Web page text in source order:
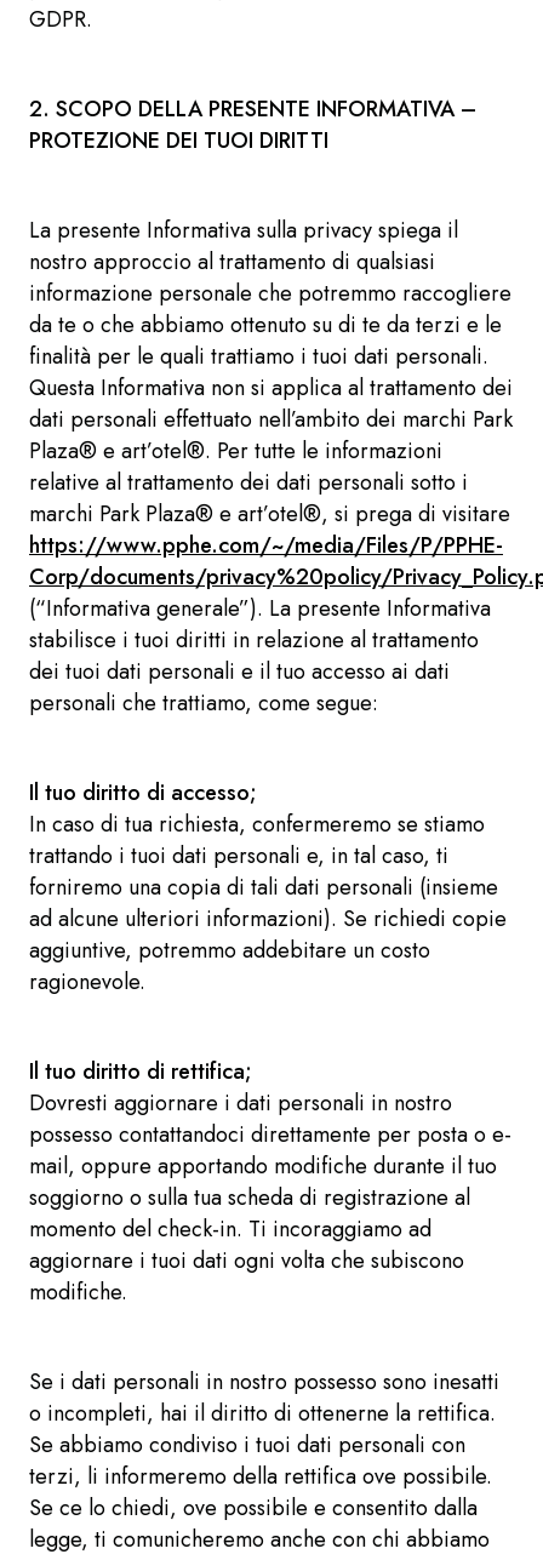
GDPR.
2. SCOPO DELLA PRESENTE INFORMATIVA –
PROTEZIONE DEI TUOI DIRITTI
La presente Informativa sulla privacy spiega il
nostro approccio al trattamento di qualsiasi
informazione personale che potremmo raccogliere
da te o che abbiamo ottenuto su di te da terzi e le
finalità per le quali trattiamo i tuoi dati personali.
Questa Informativa non si applica al trattamento dei
dati personali effettuato nell’ambito dei marchi Park
Plaza® e art’otel®. Per tutte le informazioni
relative al trattamento dei dati personali sotto i
marchi Park Plaza® e art’otel®, si prega di visitare
https://www.pphe.com/~/media/Files/P/PPHE-
Corp/documents/privacy%20policy/
(“Informativa generale”). La presente Informativa
stabilisce i tuoi diritti in relazione al trattamento
dei tuoi dati personali e il tuo accesso ai dati
personali che trattiamo, come segue:
Il tuo diritto di accesso;
In caso di tua richiesta, confermeremo se stiamo
trattando i tuoi dati personali e, in tal caso, ti
forniremo una copia di tali dati personali (insieme
ad alcune ulteriori informazioni). Se richiedi copie
aggiuntive, potremmo addebitare un costo
ragionevole.
Il tuo diritto di rettifica;
Dovresti aggiornare i dati personali in nostro
possesso contattandoci direttamente per posta o e-
mail, oppure apportando modifiche durante il tuo
soggiorno o sulla tua scheda di registrazione al
momento del check-in. Ti incoraggiamo ad
aggiornare i tuoi dati ogni volta che subiscono
modifiche.
Se i dati personali in nostro possesso sono inesatti
o incompleti, hai il diritto di ottenerne la rettifica.
Se abbiamo condiviso i tuoi dati personali con
terzi, li informeremo della rettifica ove possibile.
Se ce lo chiedi, ove possibile e consentito dalla
legge, ti comunicheremo anche con chi abbiamo